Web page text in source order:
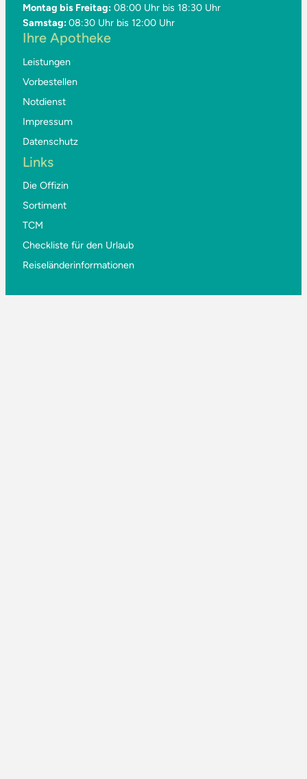
Montag bis Freitag: 08:00 Uhr bis 18:30 Uhr
Samstag:08:30 Uhr bis 12:00 Uhr
Ihre Apotheke
Leistungen
Vorbestellen
Notdienst
Impressum
Datenschutz
Links
Die Offizin
Sortiment
TCM
Checkliste für den Urlaub
Reiseländerinformationen